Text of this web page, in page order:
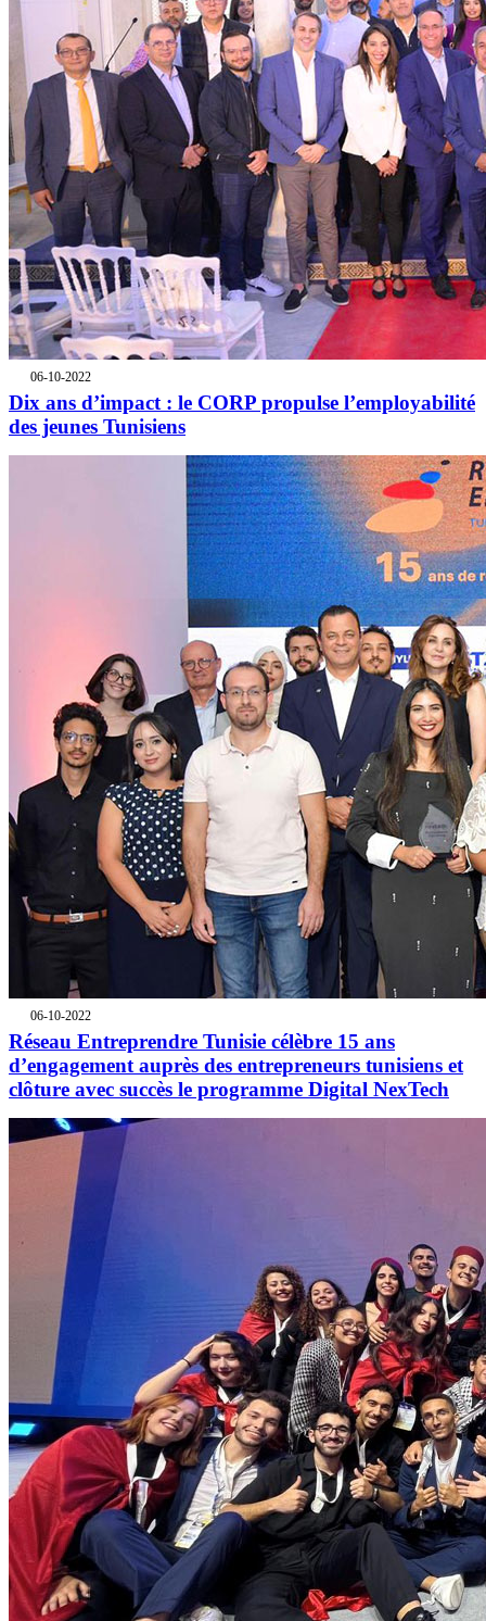
06-10-2022
Dix ans d’impact : le CORP propulse l’employabilité
des jeunes Tunisiens
06-10-2022
Réseau Entreprendre Tunisie célèbre 15 ans
d’engagement auprès des entrepreneurs tunisiens et
clôture avec succès le programme Digital NexTech